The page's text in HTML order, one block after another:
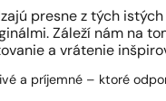
presne z tých
Záleží nám na
a vrátenie
a príjemné – ktoré